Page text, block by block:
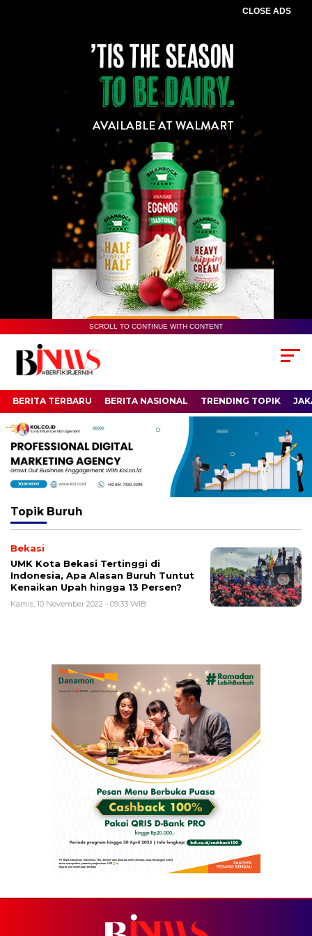
CLOSE ADS
SCROLL TO CONTINUE WITH CONTENT
BERITA TERBARU BERITA NASIONAL TRENDING TOPIK
Topik Buruh
Bekasi
UMK Kota Bekasi Tertinggi di
Indonesia, Apa Alasan Buruh Tuntut
Kenaikan Upah hingga 13 Persen?
Kamis, 10 November 2022 - 09:33 WIB